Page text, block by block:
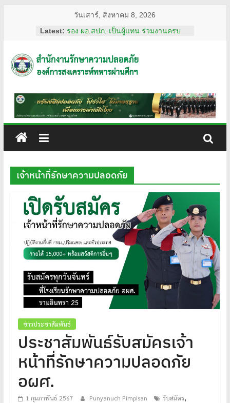
วันเสาร์, สิงหาคม 8, 2026
Latest: รอง ผอ.สปภ. เป็นผู้แทน ร่วมงานครบ
ผอ.สปภ. เดินทางตรวจเยี่ยมเจ้าหน้าที่
รปภ. ณ ศูนย์การแพทย์ปัญญานันทภิกขุ
ศรีนครินทรวิโรฒ
การทงทะเบียน แอป รปภ.สปภ.
เลขานุการ อผศ. และคุณปริศนา กล่ำ
พินิจ พร้อมด้วยสื่อมวลชน เข้าเยี่ยมชม
ปลอดภัย อผศ.
รักษาความปลอดภัย ตรวจเยี่ยมการ
ปฏิบัติงานเจ้าหน้าที่รักษาความปลอดภัย
ณ สวนวชิรเบญจทัศ (สวนรถไฟ)
สำนักงาน
รักษา
ความ
ปลอดภัย
อผศ.
ทรัพย์สิน
ปลอดภัย
โปร่งใส
ทหารผ่านศึก
เจ้าหน้าที่รักษาความปลอดภัย
ข่าวประชาสัมพันธ์
ประชาสัมพันธ์รับสมัครเจ้า
หน้าที่รักษาความปลอดภัย
อผศ.
1 กุมภาพันธ์ 2567 Punyanuch Pimpisan รับสมัคร,